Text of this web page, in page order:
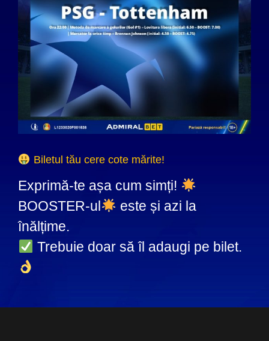
Biletul tău cere cote mărite!
Exprimă-te așa cum simți!
BOOSTER-ul
este și azi la
înălțime.
Trebuie doar să îl adaugi pe bilet.